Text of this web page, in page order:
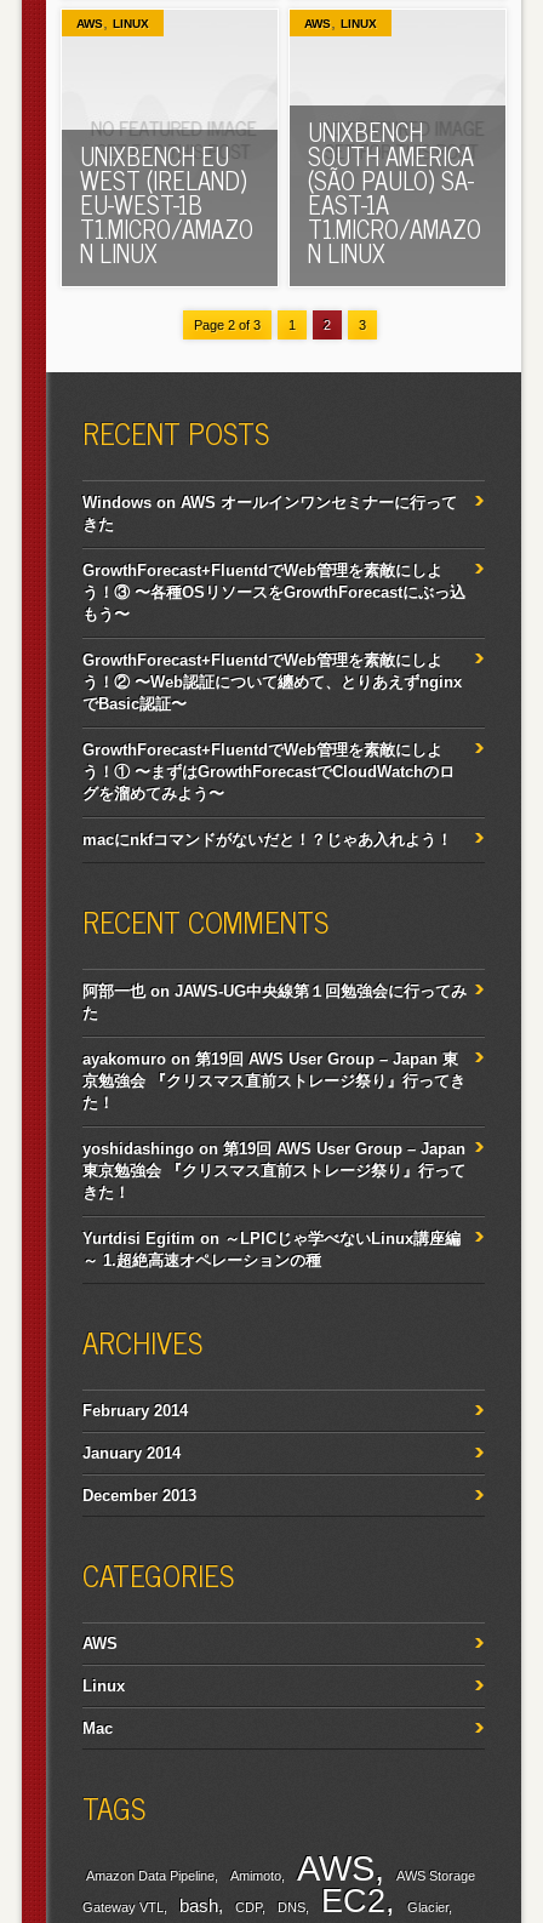
AWS, LINUX
UNIXBENCH EU
WEST (IRELAND)
EU-WEST-1B
T1.MICRO/AMAZO
N LINUX
AWS, LINUX
UNIXBENCH
SOUTH AMERICA
(SÃO PAULO) SA-
EAST-1A
T1.MICRO/AMAZO
N LINUX
Page 2 of 3 1 2 3
RECENT POSTS
Windows on AWS オールインワンセミナーに行って
きた
GrowthForecast+FluentdでWeb管理を素敵にしよ
う！③ 〜各種OSリソースをGrowthForecastにぶっ込
もう〜
GrowthForecast+FluentdでWeb管理を素敵にしよ
う！② 〜Web認証について纏めて、とりあえずnginx
でBasic認証〜
GrowthForecast+FluentdでWeb管理を素敵にしよ
う！① 〜まずはGrowthForecastでCloudWatchのロ
グを溜めてみよう〜
macにnkfコマンドがないだと！？じゃあ入れよう！
RECENT COMMENTS
阿部一也onJAWS-UG中央線第１回勉強会に行ってみ
た
ayakomuroon第19回 AWS User Group – Japan 東
京勉強会 『クリスマス直前ストレージ祭り』行ってき
た！
yoshidashingoon第19回 AWS User Group – Japan
東京勉強会 『クリスマス直前ストレージ祭り』行って
きた！
Yurtdisi Egitim on ～LPICじゃ学べないLinux講座編
～ 1.超絶高速オペレーションの種
ARCHIVES
February 2014
January 2014
December 2013
CATEGORIES
AWS
Linux
Mac
TAGS
Amazon Data Pipeline Amimoto AWS AWS Storage
Gateway VTL bash CDP DNS EC2 Glacier